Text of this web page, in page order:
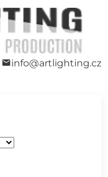
info@artlighting.cz